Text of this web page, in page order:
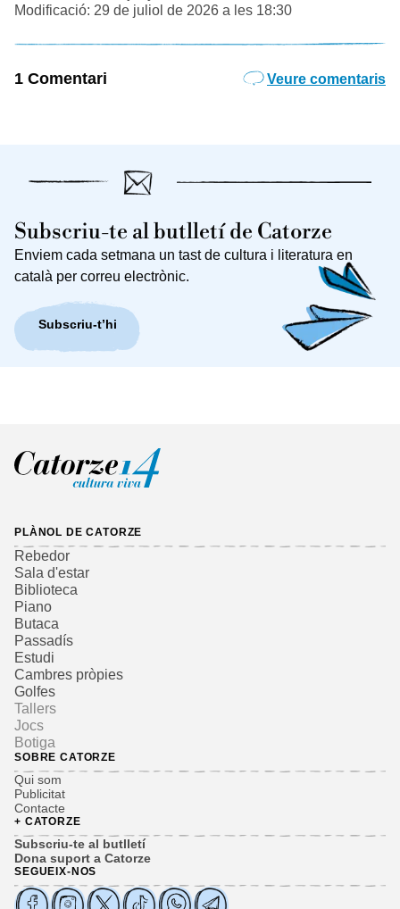
Modificació: 29 de juliol de 2026 a les 18:30
1 Comentari Veure comentaris
Subscriu-te al butlletí de Catorze
Enviem cada setmana un tast de cultura i literatura en
català per correu electrònic.
Subscriu-t’hi
PLÀNOL DE CATORZE
Rebedor
Sala d'estar
Biblioteca
Piano
Butaca
Passadís
Estudi
Cambres pròpies
Golfes
Tallers
Jocs
Botiga
SOBRE CATORZE
Qui som
Publicitat
Contacte
+ CATORZE
Subscriu-te al butlletí
Dona suport a Catorze
SEGUEIX-NOS